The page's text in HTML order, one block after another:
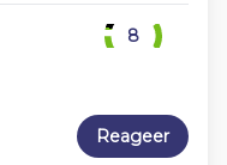
8
Reageer